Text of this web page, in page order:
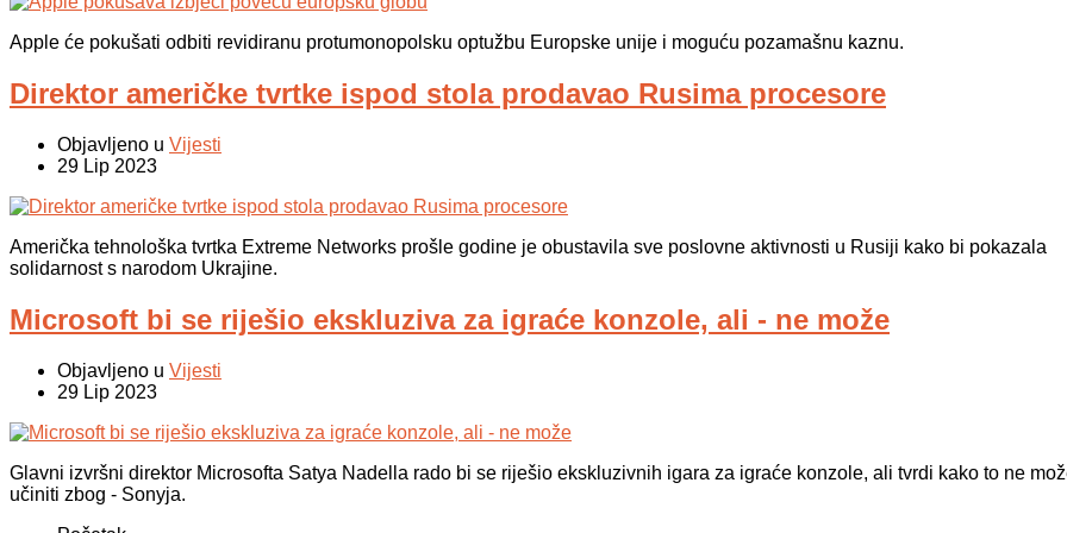
Apple će pokušati odbiti revidiranu protumonopolsku optužbu Europske unije i moguću pozamašnu kaznu.
Direktor američke tvrtke ispod stola prodavao Rusima procesore
Objavljeno u Vijesti
29 Lip 2023
Američka tehnološka tvrtka Extreme Networks prošle godine je obustavila sve poslovne aktivnosti u Rusiji kako bi pokazala
solidarnost s narodom Ukrajine.
Microsoft bi se riješio ekskluziva za igraće konzole, ali - ne može
Objavljeno u Vijesti
29 Lip 2023
Glavni izvršni direktor Microsofta Satya Nadella rado bi se riješio ekskluzivnih igara za igraće konzole, ali tvrdi kako to ne
učiniti zbog - Sonyja.